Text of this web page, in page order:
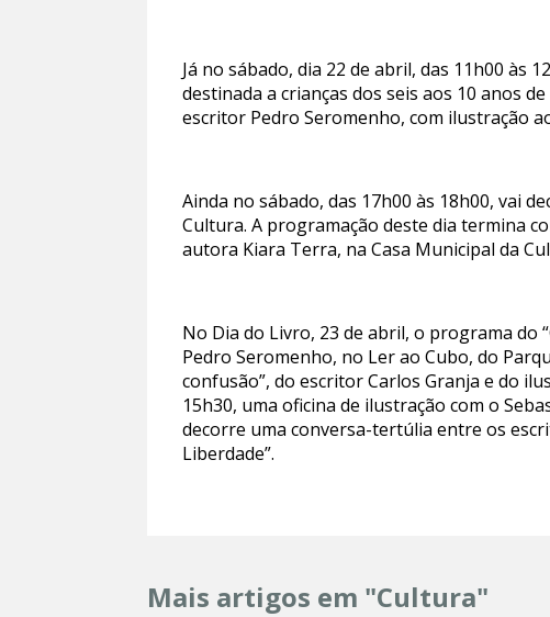
Já no sábado, dia 22 de abril, das 11h00 às
destinada a crianças dos seis aos 10 anos
escritor Pedro Seromenho, com ilustração
Ainda no sábado, das 17h00 às 18h00, vai
Cultura. A programação deste dia termina
autora Kiara Terra, na Casa Municipal da
No Dia do Livro, 23 de abril, o programa do
Pedro Seromenho, no Ler ao Cubo, do
confusão”, do escritor Carlos Granja e do
15h30, uma oficina de ilustração com o
decorre uma conversa-tertúlia entre os
Liberdade”.
Mais artigos em "Cultura"